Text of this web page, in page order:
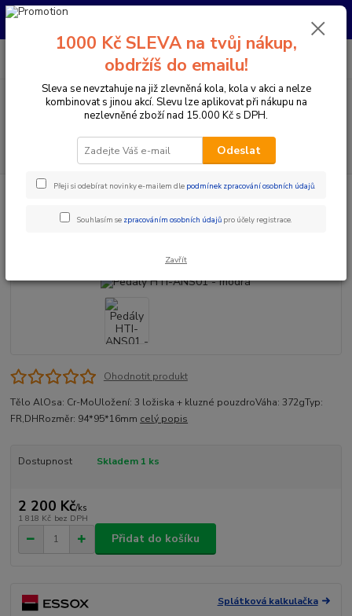
Pro nachystání kola / doplňků na prodejně si prosím zavolejte dopředu.
Menu
CZK
PO-PÁ 10:00-17:00 | SO: 9:00-12:00
Komponenty na kolo Pedály MTB / Enduro / Trail
Pedály
Ohodnotit produkt
Tělo AlOsa: Cr-MoUložení: 3 ložiska + kluzné pouzdroVáha: 372gTyp:
FR,DHRozměr: 94*95*16mm celý popis
Dostupnost Skladem 1 ks
2 200 Kč/ks
1 818 Kč bez DPH
Přidat do košíku
Splátková kalkulačka
1000 Kč SLEVA na tvůj nákup,
obdržíš do emailu!
Sleva se nevztahuje na již zlevněná kola, kola v akci a nelze
kombinovat s jinou akcí. Slevu lze aplikovat při nákupu na
nezlevněné zboží nad 15.000 Kč s DPH.
Odeslat
Přeji si odebírat novinky e-mailem dle podmínek zpracování osobních údajů.
Souhlasím se zpracováním osobních údajů pro účely registrace.
Zavřít